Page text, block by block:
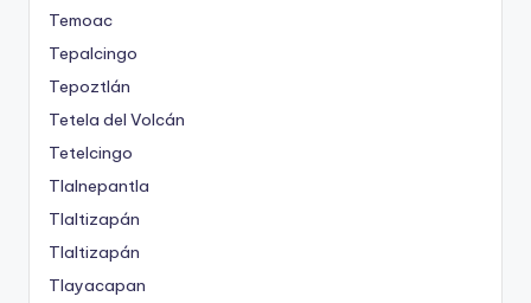
Temoac
Tepalcingo
Tepoztlán
Tetela del Volcán
Tetelcingo
Tlalnepantla
Tlaltizapán
Tlaltizapán
Tlayacapan